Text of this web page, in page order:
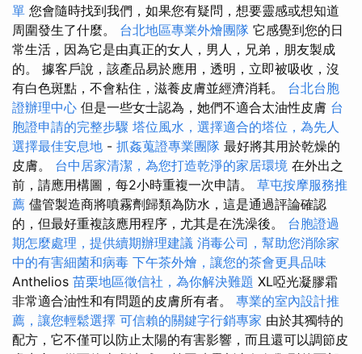
單 您會隨時找到我們，如果您有疑問，想要靈感或想知道
周圍發生了什麼。 台北地區專業外燴團隊 它感覺到您的日
常生活，因為它是由真正的女人，男人，兄弟，朋友製成
的。 據客戶說，該產品易於應用，透明，立即被吸收，沒
有白色斑點，不會粘住，滋養皮膚並經濟消耗。 台北台胞
證辦理中心 但是一些女士認為，她們不適合太油性皮膚 台
胞證申請的完整步驟 塔位風水，選擇適合的塔位，為先人
選擇最佳安息地 - 抓姦蒐證專業團隊 最好將其用於乾燥的
皮膚。 台中居家清潔，為您打造乾淨的家居環境 在外出之
前，請應用構圖，每2小時重複一次申請。 草屯按摩服務推
薦 儘管製造商將噴霧劑歸類為防水，這是通過評論確認
的，但最好重複該應用程序，尤其是在洗澡後。 台胞證過
期怎麼處理，提供續期辦理建議 消毒公司，幫助您消除家
中的有害細菌和病毒 下午茶外燴，讓您的茶會更具品味
Anthelios 苗栗地區徵信社，為你解決難題 XL啞光凝膠霜
非常適合油性和有問題的皮膚所有者。 專業的室內設計推
薦，讓您輕鬆選擇 可信賴的關鍵字行銷專家 由於其獨特的
配方，它不僅可以防止太陽的有害影響，而且還可以調節皮